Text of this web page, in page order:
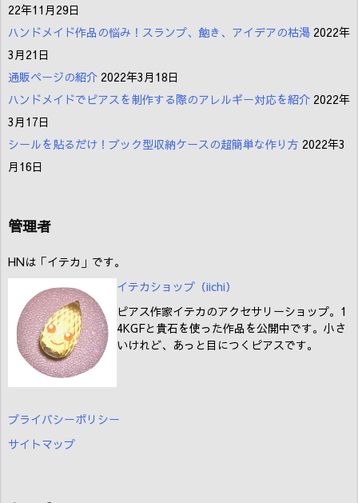
22年11月29日
ハンドメイド作品の悩み！スランプ、飽き、アイデアの枯渇 2022年
3月21日
通販ページの紹介 2022年3月18日
ハンドメイドでピアスを制作する際のアレルギー対応を紹介 2022年
3月17日
シールを貼るだけ！ブック型収納ケースの超簡単な作り方 2022年3
月16日
管理者
HNは「イテカ」です。
イテカショップ（iichi）
ピアス作家イテカのアクセサリーショップ。1
4KGFと貴石を使った作品を公開中です。小さ
いけれど、あっと目につくピアスです。
プライバシーポリシー
サイトマップ